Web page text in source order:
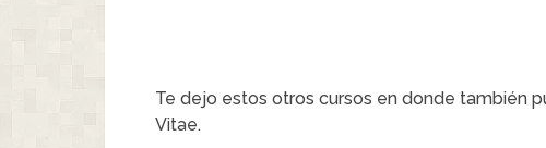
Te dejo estos otros cursos en donde también
Vitae.